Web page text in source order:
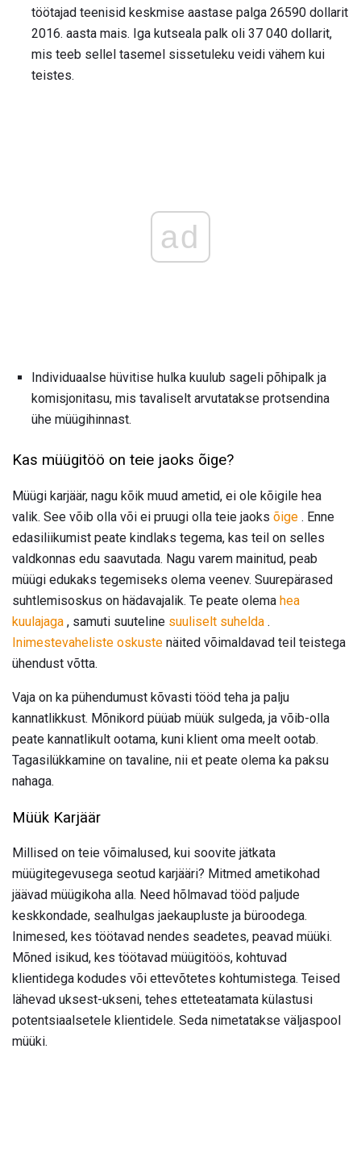
töötajad teenisid keskmise aastase palga 26590 dollarit
2016. aasta mais. Iga kutseala palk oli 37 040 dollarit,
mis teeb sellel tasemel sissetuleku veidi vähem kui
teistes.
ad
Individuaalse hüvitise hulka kuulub sageli põhipalk ja
komisjonitasu, mis tavaliselt arvutatakse protsendina
ühe müügihinnast.
Kas müügitöö on teie jaoks õige?
Müügi karjäär, nagu kõik muud ametid, ei ole kõigile hea
valik. See võib olla või ei pruugi olla teie jaoks õige . Enne
edasiliikumist peate kindlaks tegema, kas teil on selles
valdkonnas edu saavutada. Nagu varem mainitud, peab
müügi edukaks tegemiseks olema veenev. Suurepärased
suhtlemisoskus on hädavajalik. Te peate olema hea
kuulajaga , samuti suuteline suuliselt suhelda .
Inimestevaheliste oskuste näited võimaldavad teil teistega
ühendust võtta.
Vaja on ka pühendumust kõvasti tööd teha ja palju
kannatlikkust. Mõnikord püüab müük sulgeda, ja võib-olla
peate kannatlikult ootama, kuni klient oma meelt ootab.
Tagasilükkamine on tavaline, nii et peate olema ka paksu
nahaga.
Müük Karjäär
Millised on teie võimalused, kui soovite jätkata
müügitegevusega seotud karjääri? Mitmed ametikohad
jäävad müügikoha alla. Need hõlmavad tööd paljude
keskkondade, sealhulgas jaekaupluste ja büroodega.
Inimesed, kes töötavad nendes seadetes, peavad müüki.
Mõned isikud, kes töötavad müügitöös, kohtuvad
klientidega kodudes või ettevõtetes kohtumistega. Teised
lähevad uksest-ukseni, tehes etteteatamata külastusi
potentsiaalsetele klientidele. Seda nimetatakse väljaspool
müüki.